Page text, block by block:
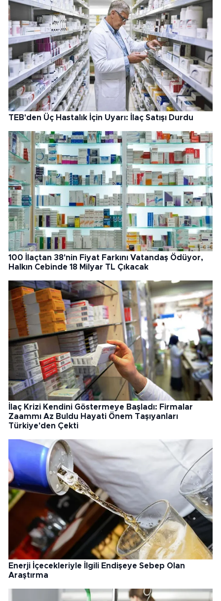
TEB'den Üç Hastalık İçin Uyarı: İlaç Satışı Durdu
100 İlaçtan 38'nin Fiyat Farkını Vatandaş Ödüyor,
Halkın Cebinde 18 Milyar TL Çıkacak
İlaç Krizi Kendini Göstermeye Başladı: Firmalar
Zaammı Az Buldu Hayati Önem Taşıyanları
Türkiye'den Çekti
Enerji İçecekleriyle İlgili Endişeye Sebep Olan
Araştırma